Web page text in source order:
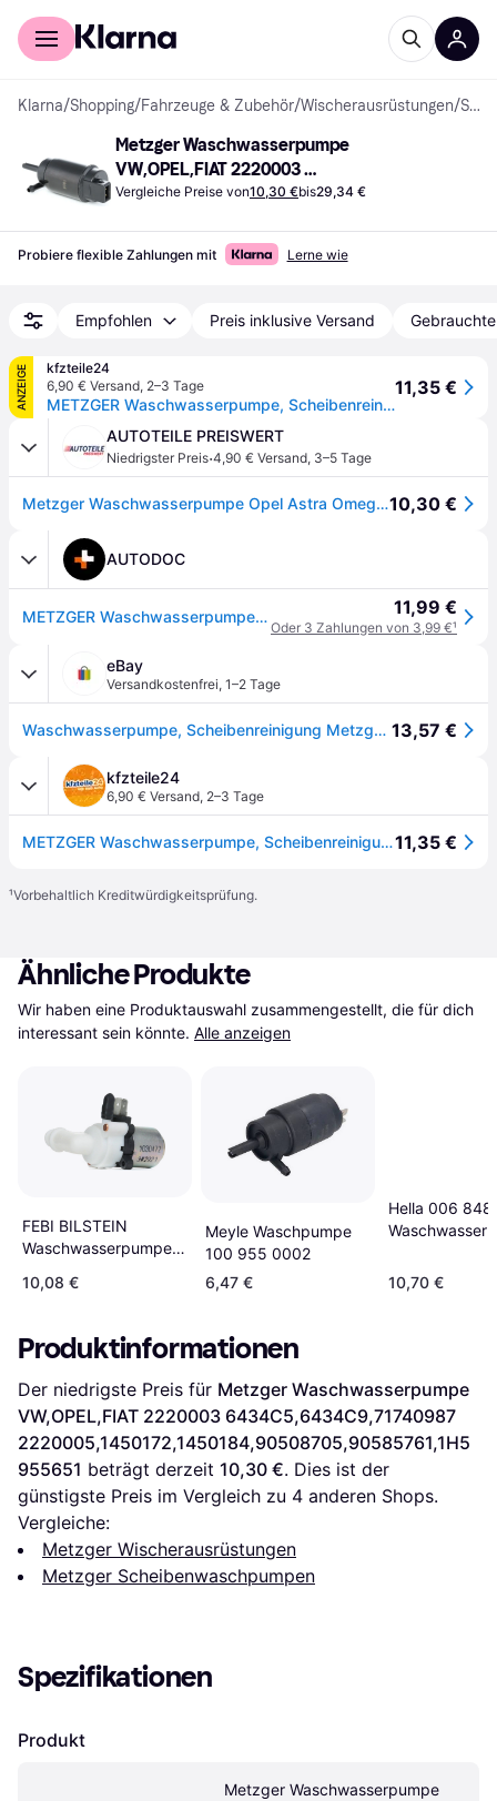
Für Shopper
Klarna/Shopping/Fahrzeuge & Zubehör/Wischerausrüstungen/ Scheibenwaschpumpen
Metzger Waschwasserpumpe
VW,OPEL,FIAT 2220003
6434C5,6434C9,71740987
585761,1H5955651
Vergleiche Preise von10,30 €bis29,34 €
Probiere flexible Zahlungen mit Lerne wie
Empfohlen Preis inklusive Versand
ANZEIGE
kfzteile24
6,90 € Versand, 2–3 Tage
METZGER Waschwasserpumpe, Scheibenreinigung ORIGINAL ERSATZTEIL 2220003 für Opel Fiat Citroën VAG
11,35 €
AUTOTEILE PREISWERT
Niedrigster Preis·4,90 € Versand, 3–5 Tage
Metzger Waschwasserpumpe Opel Astra Omega Tigra Vectra Seat VW Golf10,30 €
AUTODOC
METZGER Waschwasserpumpe VW,OPEL,FIAT 2220003 6434C9,1450184,90508705 90585761,1H5955651,1637941580,6434C5,71740987,2220005,1450172 11,99 €
Oder 3 Zahlungen von 3,99 €¹
eBay
Versandkostenfrei, 1–2 Tage
Waschwasserpumpe, Scheibenreinigung Metzger 2220003 Original Ersatzteil Für Fiat 13,57 €
kfzteile24
6,90 € Versand, 2–3 Tage
METZGER Waschwasserpumpe, Scheibenreinigung ORIGINAL ERSATZTEIL 2220003 für Opel Fiat Citroën VAG11,35 €
¹Vorbehaltlich Kreditwürdigkeitsprüfung.
Ähnliche Produkte
Wir haben eine Produktauswahl zusammengestellt, die für dich
interessant sein könnte. Alle anzeigen
FEBI BILSTEIN
Waschwasserpumpe
5881560,643433
10,08 €
Meyle Waschpumpe
100 955 0002
6,47 €
Hella 006
10,70 €
Produktinformationen
Der niedrigste Preis für Metzger Waschwasserpumpe
VW,OPEL,FIAT 2220003 6434C5,6434C9,71740987
2220005,1450172,1450184,90508705,90585761,1H5
955651 beträgt derzeit 10,30 €. Dies ist der
günstigste Preis im Vergleich zu 4 anderen Shops.
Vergleiche:
Metzger Wischerausrüstungen
Metzger Scheibenwaschpumpen
Spezifikationen
Produkt
Metzger Waschwasserpumpe